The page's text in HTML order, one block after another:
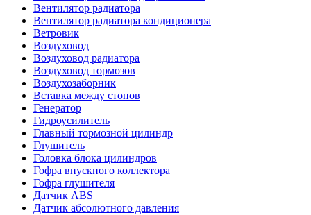
Вентилятор радиатора
Вентилятор радиатора кондиционера
Ветровик
Воздуховод
Воздуховод радиатора
Воздуховод тормозов
Воздухозаборник
Вставка между стопов
Генератор
Гидроусилитель
Главный тормозной цилиндр
Глушитель
Головка блока цилиндров
Гофра впускного коллектора
Гофра глушителя
Датчик ABS
Датчик абсолютного давления